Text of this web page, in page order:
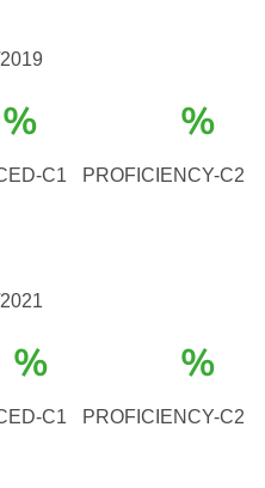
%
C1
%
PROFICIENCY-C2
%
C1
%
PROFICIENCY-C2